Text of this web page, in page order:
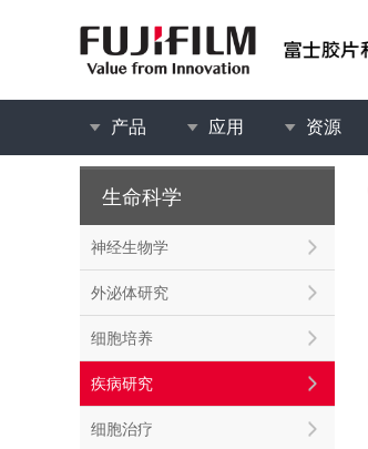
产品 应用 资源
生命科学
神经生物学
外泌体研究
细胞培养
疾病研究
细胞治疗